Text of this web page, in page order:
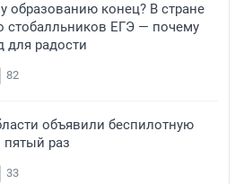
образованию конец? В стране
стобалльников ЕГЭ — почему
для радости
82
объявили беспилотную
пятый раз
33